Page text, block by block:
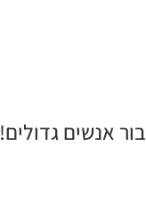
אנשים גדולים!